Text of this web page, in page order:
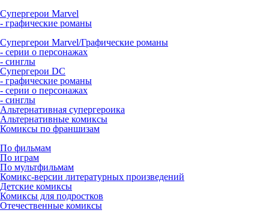
Супергерои Marvel
- графические романы
Супергерои Marvel/Графические романы
- серии о персонажах
- синглы
Супергерои DC
- графические романы
- серии о персонажах
- синглы
Альтернативная супергероика
Альтернативные комиксы
Комиксы по франшизам
По фильмам
По играм
По мультфильмам
Комикс-версии литературных произведений
Детские комиксы
Комиксы для подростков
Отечественные комиксы